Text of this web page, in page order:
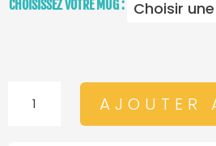
CHOISISSEZ VOTRE MUG :
AJOUTER